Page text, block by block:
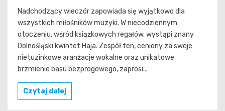
Nadchodzący wieczór zapowiada się wyjątkowo dla
wszystkich miłośników muzyki. W niecodziennym
otoczeniu, wśród książkowych regałów, wystąpi znany
Dolnośląski kwintet Haja. Zespół ten, ceniony za swoje
nietuzinkowe aranżacje wokalne oraz unikatowe
brzmienie basu bezprogowego, zaprosi...
Czytaj dalej